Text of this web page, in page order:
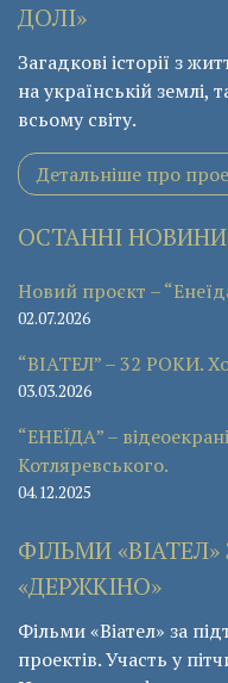
ДОЛІ»
Загадкові історії з
на українській землі,
всьому світу.
Детальніше про
ОСТАННІ НОВИНИ
Новий проєкт –
02.07.2026
“ВІАТЕЛ” – 32 РОКИ.
03.03.2026
“ЕНЕЇДА” –
Котляревського.
04.12.2025
ФІЛЬМИ
«ДЕРЖКІНО»
Фільми «Віател» за
проектів. Участь у